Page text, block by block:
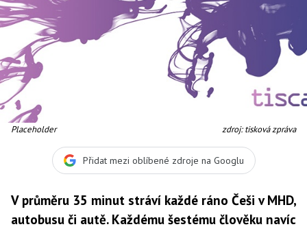
Placeholder zdroj: tisková zpráva
Přidat mezi oblíbené zdroje na Googlu
V průměru 35 minut stráví každé ráno Češi v MHD,
autobusu či autě. Každému šestému člověku navíc